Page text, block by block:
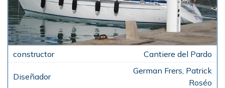
Cantiere del Pardo
German Frers, Patrick
Roséo